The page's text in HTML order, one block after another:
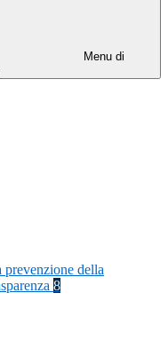
Menu di
prevenzione della
8